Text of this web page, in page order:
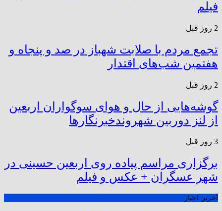
فیلم
2 روز قبل
تجمع مردم با صلابت شهباز در صد و پنجاه و
هفتمین شب‌های اقتدار
2 روز قبل
گوشه‌هایی از حال و هوای سوگواران اربعین
از لنز دوربین شهروندخبرنگار‌ها
3 روز قبل
برگزاری مراسم پیاده روی اربعین حسینی در
شهر عسگران + عکس و فیلم
آخرین اخبار